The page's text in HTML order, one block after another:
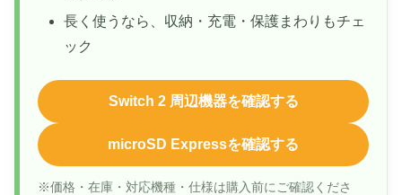
長く使うなら、収納・充電・保護まわりもチェ
ック
Switch 2 周辺機器を確認する
microSD Expressを確認する
※価格・在庫・対応機種・仕様は購入前にご確認くださ